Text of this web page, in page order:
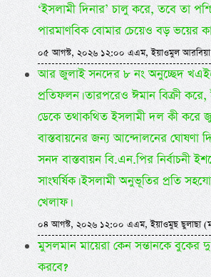
‘ইসলামী দিনার’ চালু করে, তবে তা
পারমাণবিক বোমার চেয়েও বড় ভয়ের
০৫ আগস্ট, ২০২৬ ১২:০০ এএম, ইয়াওমুল আরবিয়া
আর জুলাই সনদের ৮ নং অনুচ্ছেদ
প্রতিফলন। তারপরেও ঈমান বিক্রী
ডেকে তথাকথিত ইসলামী দল কী করে
বাস্তবায়নের জন্য আন্দোলনের ঘোষণা
সনদ বাস্তবায়ন বি.এন.পির নির্বাচনী
সাংঘর্ষিক। ইসলামী অনুভূতির প্রতি
খেলাফ।
০৪ আগস্ট, ২০২৬ ১২:০০ এএম, ইয়াওমুছ ছুলাছা
মুসলমান মায়েরা কেন সন্তানকে বুকের
করবে?